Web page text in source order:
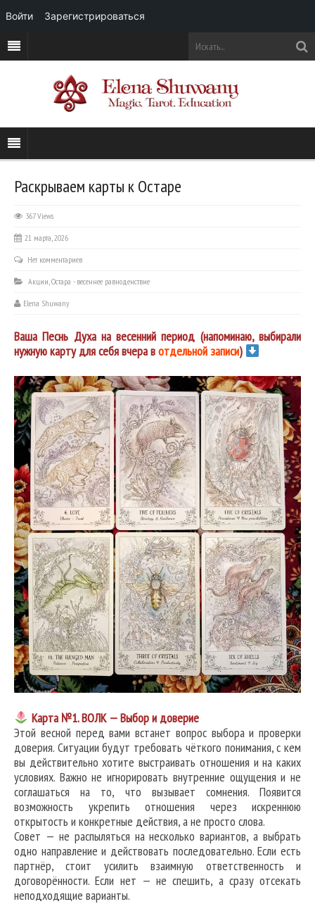
Раскрываем карты к Остаре
367 Views
21 марта, 2026
Нет комментариев
Акции,Остара - весеннее равноденствие
Elena Shuwany
Ваша Песнь Духа на весенний период (напоминаю, выбирали
нужную карту для себя вчера вотдельной записи)
Карта №1. ВОЛК — Выбор и доверие
Этой весной перед вами встанет вопрос выбора и проверки
доверия. Ситуации будут требовать чёткого понимания, с кем
вы действительно хотите выстраивать отношения и на каких
условиях. Важно не игнорировать внутренние ощущения и не
соглашаться на то, что вызывает сомнения. Появится
возможность укрепить отношения через искреннюю
открытость и конкретные действия, а не просто слова.
Совет — не распыляться на несколько вариантов, а выбрать
одно направление и действовать последовательно. Если есть
партнёр, стоит усилить взаимную ответственность и
договорённости. Если нет — не спешить, а сразу отсекать
неподходящие варианты.
Войти Зарегистрироваться